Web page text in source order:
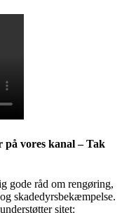
på vores kanal – Tak
gode råd om rengøring,
skadedyrsbekæmpelse.
sitet: